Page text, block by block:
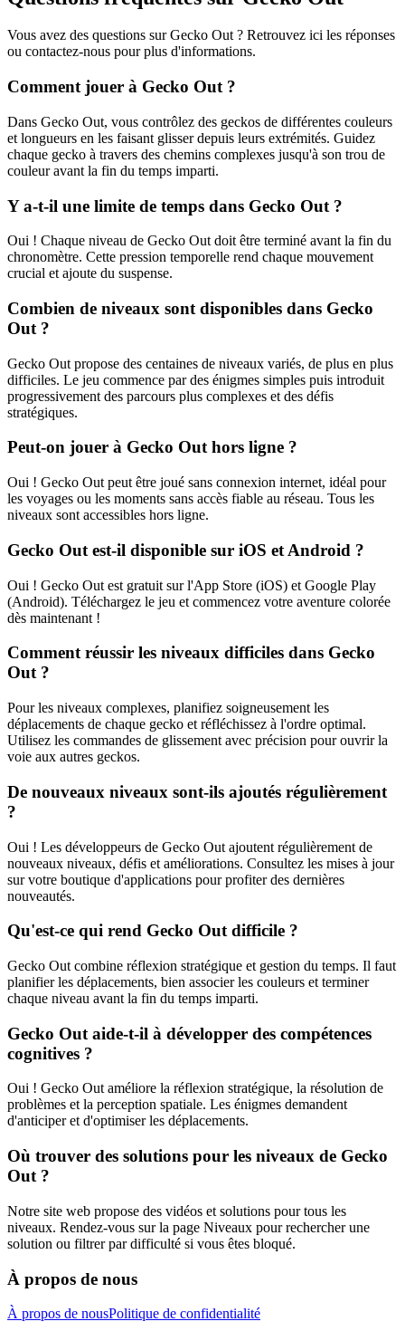
Vous avez des questions sur Gecko Out ? Retrouvez ici les réponses
ou contactez-nous pour plus d'informations.
Comment jouer à Gecko Out ?
Dans Gecko Out, vous contrôlez des geckos de différentes couleurs
et longueurs en les faisant glisser depuis leurs extrémités. Guidez
chaque gecko à travers des chemins complexes jusqu'à son trou de
couleur avant la fin du temps imparti.
Y a-t-il une limite de temps dans Gecko Out ?
Oui ! Chaque niveau de Gecko Out doit être terminé avant la fin du
chronomètre. Cette pression temporelle rend chaque mouvement
crucial et ajoute du suspense.
Combien de niveaux sont disponibles dans Gecko
Out ?
Gecko Out propose des centaines de niveaux variés, de plus en plus
difficiles. Le jeu commence par des énigmes simples puis introduit
progressivement des parcours plus complexes et des défis
stratégiques.
Peut-on jouer à Gecko Out hors ligne ?
Oui ! Gecko Out peut être joué sans connexion internet, idéal pour
les voyages ou les moments sans accès fiable au réseau. Tous les
niveaux sont accessibles hors ligne.
Gecko Out est-il disponible sur iOS et Android ?
Oui ! Gecko Out est gratuit sur l'App Store (iOS) et Google Play
(Android). Téléchargez le jeu et commencez votre aventure colorée
dès maintenant !
Comment réussir les niveaux difficiles dans Gecko
Out ?
Pour les niveaux complexes, planifiez soigneusement les
déplacements de chaque gecko et réfléchissez à l'ordre optimal.
Utilisez les commandes de glissement avec précision pour ouvrir la
voie aux autres geckos.
De nouveaux niveaux sont-ils ajoutés régulièrement
?
Oui ! Les développeurs de Gecko Out ajoutent régulièrement de
nouveaux niveaux, défis et améliorations. Consultez les mises à jour
sur votre boutique d'applications pour profiter des dernières
nouveautés.
Qu'est-ce qui rend Gecko Out difficile ?
Gecko Out combine réflexion stratégique et gestion du temps. Il faut
planifier les déplacements, bien associer les couleurs et terminer
chaque niveau avant la fin du temps imparti.
Gecko Out aide-t-il à développer des compétences
cognitives ?
Oui ! Gecko Out améliore la réflexion stratégique, la résolution de
problèmes et la perception spatiale. Les énigmes demandent
d'anticiper et d'optimiser les déplacements.
Où trouver des solutions pour les niveaux de Gecko
Out ?
Notre site web propose des vidéos et solutions pour tous les
niveaux. Rendez-vous sur la page Niveaux pour rechercher une
solution ou filtrer par difficulté si vous êtes bloqué.
À propos de nous
À propos de nousPolitique de confidentialité